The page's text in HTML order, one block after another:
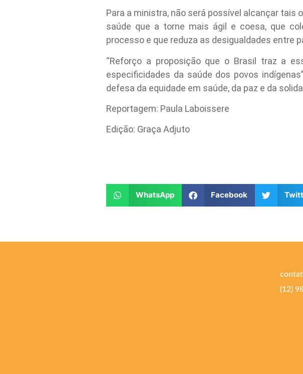
Para a ministra, não será possível alcançar tais
saúde que a torne mais ágil e coesa, que
processo e que reduza as desigualdades entre
“Reforço a proposição que o Brasil traz a
especificidades da saúde dos povos
defesa da equidade em saúde, da paz e da
Reportagem: Paula Laboissere
Edição: Graça Adjuto
WhatsApp Facebook
(12)